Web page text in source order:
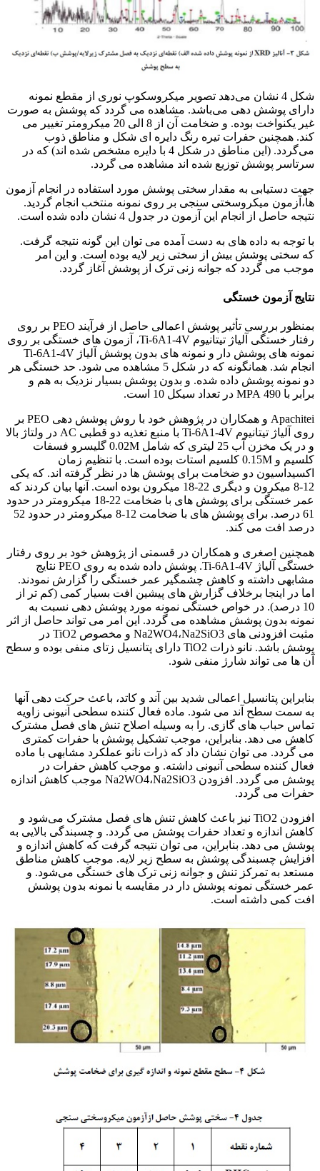
شکل 4 نشان می‌دهد تصویر میکروسکوپ نوری از مقطع نمونه
دارای پوشش دهی می‌باشد. مشاهده می گردد که پوشش به صورت
غیر یکنواخت بوده. و ضخامت آن از 8 الی 20 میکرومتر تغییر می
کند. همچنین حفرات تیره رنگ دایره ای شکل و مناطق ذوب
می‌گردد. (این مناطق در شکل 4 با دایره مشخص شده اند) که در
سرتاسر پوشش توزیع شده اند مشاهده می گردد.
جهت دستیابی به مقدار سختی پوشش مورد استفاده در انجام آزمون
ها،آزمون میکروسختی سنجی بر روی نمونه منتخب انجام گردید.
نتیجه حاصل از انجام این آزمون در جدول 4 نشان داده شده است.
با توجه به داده های به دست آمده می توان این گونه نتیجه گرفت.
که سختی پوشش بیش از سختی زیر لایه بوده است. و این امر
موجب می گردد که جوانه زنی ترک از پوشش آغاز گردد.
نتایج آزمون خستگی
بمنظور بررسی تأثیر پوشش اعمالی حاصل از فرآیند PEO بر روی
رفتار خستگی آلیاژ تیتانیوم Ti-6A1-4V، آزمون های خستگی بر روی
نمونه های پوشش دار و نمونه های بدون پوشش آلیاژ Ti-6A1-4V
انجام شد. همانگونه که در شکل 5 مشاهده می شود. حد خستگی هر
دو نمونه پوشش داده شده. و بدون پوشش بسیار نزدیک به هم و
برابر با 490 MPA در تعداد سیکل 10 است.
Apachitei و همکاران در پژوهش خود با روش پوشش دهی PEO بر
روی آلیاژ تیتانیوم Ti-6A1-4V با منبع تغذیه دو قطبی AC در ولتاژ بالا
و در یک مخزن آب 25 لیتری که شامل 0.02M گلیسرو فسفات
کلسیم و 0.15M کلسیم استات بوده است. با تنظیم زمان
اکسیداسیون دو ضخامت برای پوشش ها در نظر گرفته اند. که یکی
12-8 میکرون و دیگری 22-18 میکرون بوده است. آنها بیان کردند که
عمر خستگی برای پوشش های با ضخامت 22-18 میکرومتر در حدود
61 درصد. برای پوشش های با ضخامت 12-8 میکرومتر در حدود 52
درصد افت می کند.
همچنین اصغری و همکاران در قسمتی از پژوهش خود بر روی رفتار
خستگی آلیاژ Ti-6A1-4V. پوشش داده شده به روی PEO نتایج
مشابهی داشته و کاهش چشمگیر عمر خستگی را گزارش نمودند.
اما در اینجا برخلاف گزارش های پیشین افت بسیار کمی (کم تر از
10 درصد). در خواص خستگی نمونه مورد پوشش دهی نسبت به
نمونه بدون پوشش مشاهده می گردد. این امر می تواند حاصل از اثر
مثبت افزودنی های Na2WO4،Na2SiO3 و مخصوص TiO2 در
پوشش باشد. نانو ذرات TiO2 دارای پتانسیل زتای منفی بوده و سطح
آن ها می تواند شارژ منفی شود.
بنابراین پتانسیل اعمالی شدید بین آند و کاتد، باعث حرکت دهی آنها
به سمت سطح آند می شود. ماده فعال کننده سطحی آنیونی زاویه
تماس حباب های گازی. را به وسیله اصلاح تنش های فصل مشترک
کاهش می دهد. بنابراین، موجب تشکیل پوشش با حفرات کمتری
می گردد. می توان نشان داد که ذرات نانو عملکرد مشابهی با ماده
فعال کننده سطحی آنیونی داشته. و موجب کاهش حفرات در
پوشش می گردد. افزودن Na2WO4،Na2SiO3 موجب کاهش اندازه
حفرات می گردد.
افزودن TiO2 نیز باعث کاهش تنش های فصل مشترک می‌شود و
کاهش اندازه و تعداد حفرات پوشش می گردد. و چسبندگی بالایی به
پوشش می دهد. بنابراین، می توان نتیجه گرفت که کاهش اندازه و
افزایش چسبندگی پوشش به سطح زیر لایه. موجب کاهش مناطق
مستعد به تمرکز تنش و جوانه زنی ترک های خستگی می‌شود. و
عمر خستگی نمونه پوشش دار در مقایسه با نمونه بدون پوشش
افت کمی داشته است.